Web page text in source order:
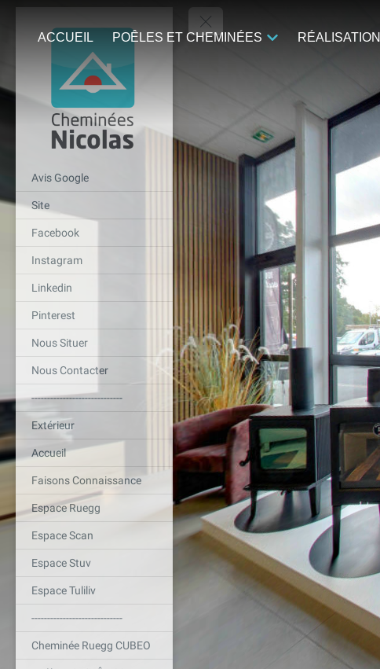
ACCUEIL POÊLES ET CHEMINÉES